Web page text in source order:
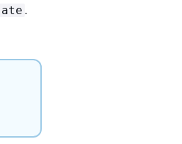
.